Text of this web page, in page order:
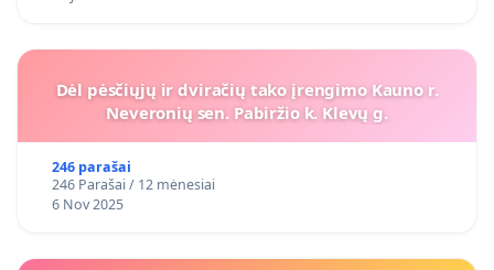
Dėl pėsčiųjų ir dviračių tako įrengimo Kauno r.
Neveronių sen. Pabiržio k. Klevų g.
246 parašai
246 Parašai / 12 mėnesiai
6 Nov 2025